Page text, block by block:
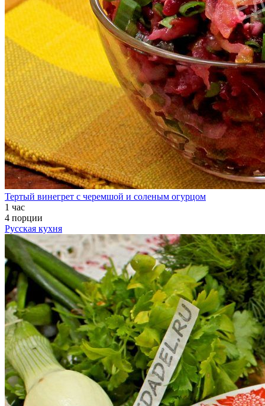
Тертый винегрет с черемшой и соленым огурцом
1 час
4 порции
Русская кухня